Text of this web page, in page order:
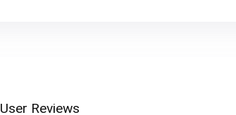
User Reviews